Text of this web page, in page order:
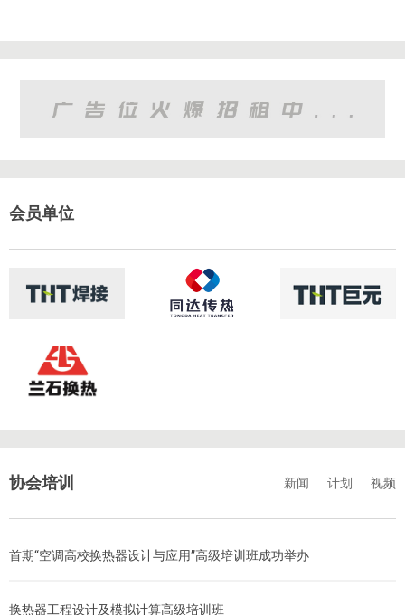
会员单位
协会培训 新闻 计划 视频
首期“空调高校换热器设计与应用”高级培训班成功举办
换热器工程设计及模拟计算高级培训班